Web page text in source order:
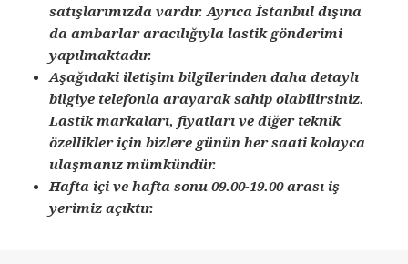
satışlarımızda vardır. Ayrıca İstanbul dışına
da ambarlar aracılığıyla lastik gönderimi
yapılmaktadır.
Aşağıdaki iletişim bilgilerinden daha detaylı
bilgiye telefonla arayarak sahip olabilirsiniz.
Lastik markaları, fiyatları ve diğer teknik
özellikler için bizlere günün her saati kolayca
ulaşmanız mümkündür.
Hafta içi ve hafta sonu 09.00-19.00 arası iş
yerimiz açıktır.